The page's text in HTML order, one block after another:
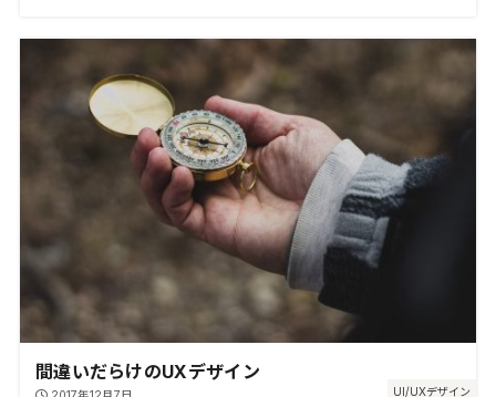
UI/UXデザイン
間違いだらけのUXデザイン